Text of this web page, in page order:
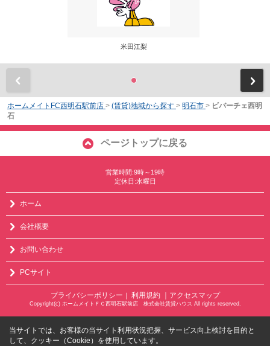
米田江梨
ホームメイトFC西明石駅前店 > (賃貸)地域から探す > 明石市 > ビバーチェ西明
石
ページトップに戻る
営業時間:9時～19時
定休日:水曜日
ホーム
会社概要
お問い合わせ
PCサイト
プライバシーポリシー 利用規約 ｜アクセスマップ
Copyright(c) ホームメイトＦＣ西明石駅前店 株式会社賃貸ハウス All rights reserved.
当サイトでは、お客様の当サイト利用状況把握、サービス向上検討を目的と
して、クッキー（Cookie）を使用しています。